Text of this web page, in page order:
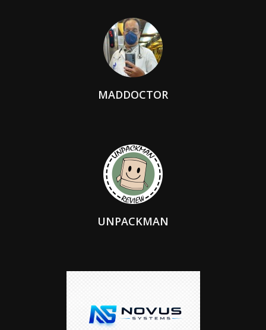
MADDOCTOR
UNPACKMAN